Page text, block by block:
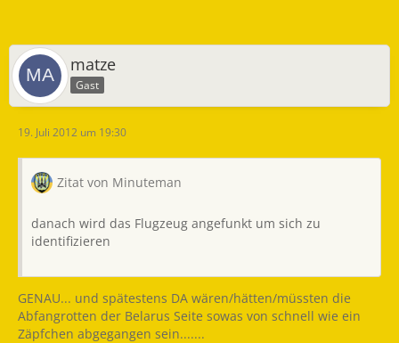
matze
Gast
19. Juli 2012 um 19:30
Zitat von Minuteman
danach wird das Flugzeug angefunkt um sich zu
identifizieren
GENAU... und spätestens DA wären/hätten/müssten die
Abfangrotten der Belarus Seite sowas von schnell wie ein
Zäpfchen abgegangen sein.......